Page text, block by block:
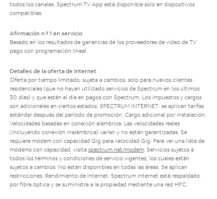
todos los canales. Spectrum TV App está disponible solo en dispositivos
compatibles.
Afirmación n.º 1 en servicio
Basado en los resultados de ganancias de los proveedores de video de TV
pago con programación lineal.
Detalles de la oferta de Internet
Oferta por tiempo limitado; sujeta a cambios; solo para nuevos clientes
residenciales (que no hayan utilizado servicios de Spectrum en los últimos
30 días) y que estén al día en pagos con Spectrum. Los impuestos y cargos
son adicionales en ciertos estados. SPECTRUM INTERNET: se aplican tarifas
estándar después del período de promoción. Cargo adicional por instalación.
Velocidades basadas en conexión alámbrica. Las velocidades reales
(incluyendo conexión inalámbrica) varían y no están garantizadas. Se
requiere módem con capacidad Gig para velocidad Gig. Para ver una lista de
módems con capacidad, visita spectrum.net/modem. Servicios sujetos a
todos los términos y condiciones de servicio vigentes, los cuales están
sujetos a cambios. No están disponibles en todas las áreas. Se aplican
restricciones. Rendimiento de Internet: Spectrum Internet está respaldado
por fibra óptica y se suministra a la propiedad mediante una red HFC.